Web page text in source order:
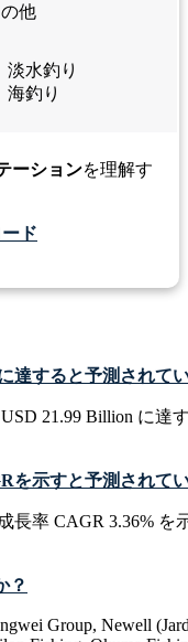
他
淡水釣り
海釣り
ーションを理解す
ド
達すると予測されて
21.99 Billion に達
を示すと予測されて
長率 CAGR 3.36% を
？
Group, Newell